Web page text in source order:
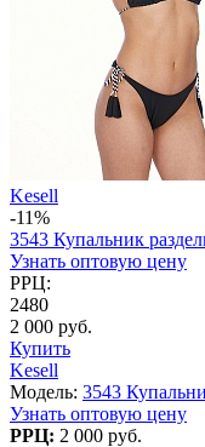
Kesell
-11%
3543 Купальник
Узнать оптовую цену
РРЦ:
2480
2 000 руб.
Купить
Kesell
Модель: 3543
Узнать оптовую цену
РРЦ: 2 000 руб.